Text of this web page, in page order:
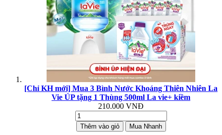
[Chỉ KH mới] Mua 3 Bình Nước Khoáng Thiên Nhiên La
Vie ÚP tặng 1 Thùng 500ml La vie+ kiềm
210.000 VNĐ
Thêm vào giỏ Mua Nhanh